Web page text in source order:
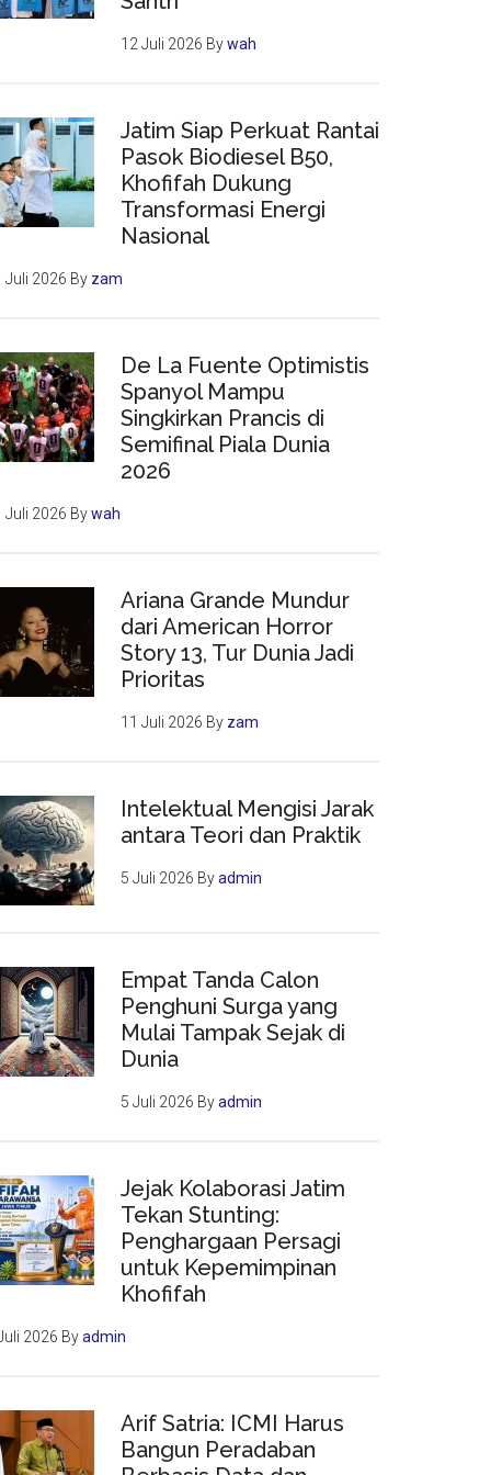
12 Juli 2026 Bywah
Jatim Siap Perkuat Rantai
Pasok Biodiesel B50,
Khofifah Dukung
Transformasi Energi
Nasional
Juli 2026 By zam
De La Fuente Optimistis
Spanyol Mampu
Singkirkan Prancis di
Semifinal Piala Dunia
2026
Juli 2026 Bywah
Ariana Grande Mundur
dari American Horror
Story 13, Tur Dunia Jadi
Prioritas
11 Juli 2026 By zam
Intelektual Mengisi Jarak
antara Teori dan Praktik
5 Juli 2026 Byadmin
Empat Tanda Calon
Penghuni Surga yang
Mulai Tampak Sejak di
Dunia
5 Juli 2026 Byadmin
Jejak Kolaborasi Jatim
Tekan Stunting:
Penghargaan Persagi
untuk Kepemimpinan
Khofifah
2026 Byadmin
Arif Satria: ICMI Harus
Bangun Peradaban